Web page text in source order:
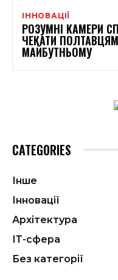
ІННОВАЦІЇ
РОЗУМНІ КАМЕРИ
ЧЕКАТИ
МАЙБУТНЬОМУ
CATEGORIES
Інше
Інновації
Архітектура
ІТ-сфера
Без категорії